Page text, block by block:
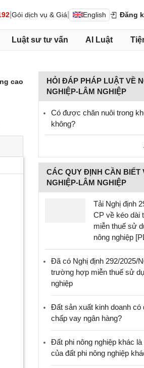
Gói dịch vụ & Giá English Đăng
Luật sư tư vấn AI Luật
cao
HỎI ĐÁP PHÁP LUẬT VỀ
NGHIỆP-LÂM NGHIỆP
Có được chăn nuôi trong
không?
CÁC QUY ĐỊNH CẦN BIẾT
NGHIỆP-LÂM NGHIỆP
Tải Nghị định
CP về kéo dài
miễn thuế sử
nông nghiệp
Đã có Nghị định 292/2025/
trường hợp miễn thuế sử
nghiệp
Đất sản xuất kinh doanh có
chấp vay ngân hàng?
Đất phi nông nghiệp khác
của đất phi nông nghiệp